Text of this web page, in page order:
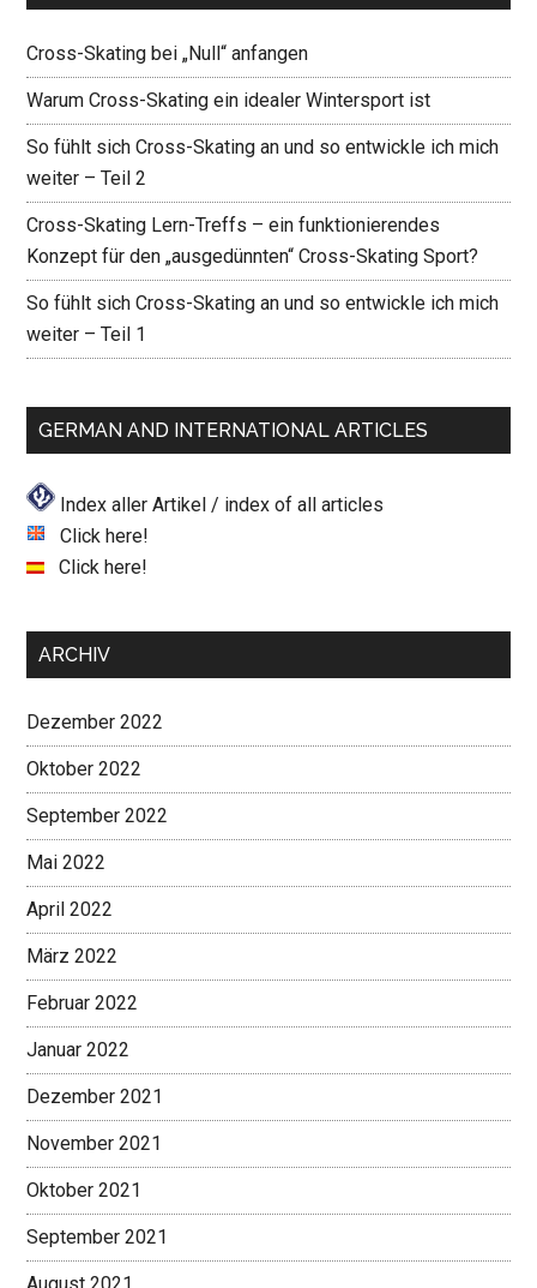
Cross-Skating bei „Null“ anfangen
Warum Cross-Skating ein idealer Wintersport ist
So fühlt sich Cross-Skating an und so entwickle ich mich
weiter – Teil 2
Cross-Skating Lern-Treffs – ein funktionierendes
Konzept für den „ausgedünnten“ Cross-Skating Sport?
So fühlt sich Cross-Skating an und so entwickle ich mich
weiter – Teil 1
GERMAN AND INTERNATIONAL ARTICLES
Index aller Artikel / index of all articles
Click here!
Click here!
ARCHIV
Dezember 2022
Oktober 2022
September 2022
Mai 2022
April 2022
März 2022
Februar 2022
Januar 2022
Dezember 2021
November 2021
Oktober 2021
September 2021